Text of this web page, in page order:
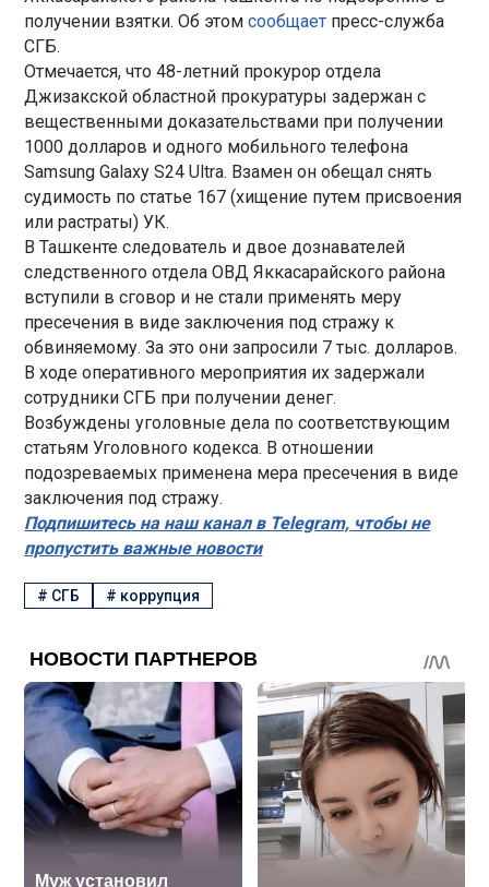
получении взятки. Об этомсообщает пресс-служба
СГБ.
Отмечается, что 48-летний прокурор отдела
Джизакской областной прокуратуры задержан с
вещественными доказательствами при получении
1000 долларов и одного мобильного телефона
Samsung Galaxy S24 Ultra. Взамен он обещал снять
судимость по статье 167 (хищение путем присвоения
или растраты) УК.
В Ташкенте следователь и двое дознавателей
следственного отдела ОВД Яккасарайского района
вступили в сговор и не стали применять меру
пресечения в виде заключения под стражу к
обвиняемому. За это они запросили 7 тыс. долларов.
В ходе оперативного мероприятия их задержали
сотрудники СГБ при получении денег.
Возбуждены уголовные дела по соответствующим
статьям Уголовного кодекса. В отношении
подозреваемых применена мера пресечения в виде
заключения под стражу.
Подпишитесь на наш канал в Telegram, чтобы не
пропустить важные новости
# СГБ # коррупция